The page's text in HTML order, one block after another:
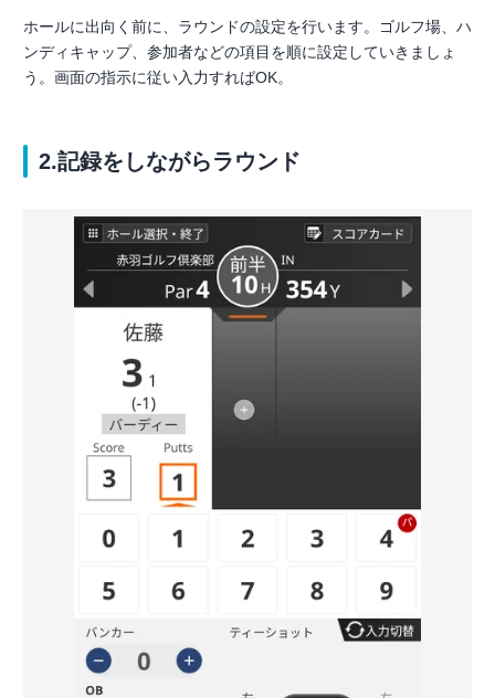
ホールに出向く前に、ラウンドの設定を行います。ゴルフ場、ハ
ンディキャップ、参加者などの項目を順に設定していきましょ
う。画面の指示に従い入力すればOK。
2.記録をしながらラウンド